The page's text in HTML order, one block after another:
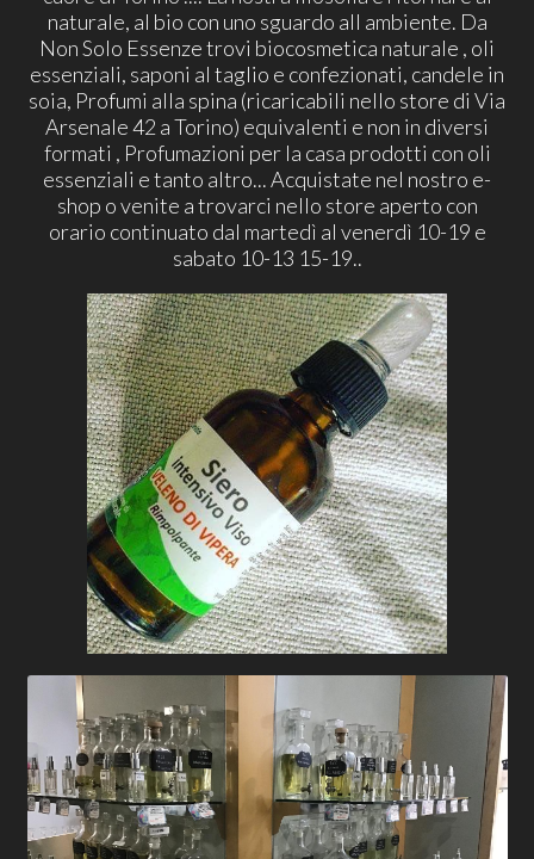
naturale, al bio con uno sguardo all ambiente. Da
Non Solo Essenze trovi biocosmetica naturale , oli
essenziali, saponi al taglio e confezionati, candele in
soia, Profumi alla spina (ricaricabili nello store di Via
Arsenale 42 a Torino) equivalenti e non in diversi
formati , Profumazioni per la casa prodotti con oli
essenziali e tanto altro... Acquistate nel nostro e-
shop o venite a trovarci nello store aperto con
orario continuato dal martedì al venerdì 10-19 e
sabato 10-13 15-19..